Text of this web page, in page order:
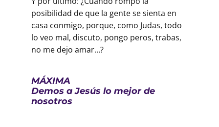
posibilidad de que la gente se sienta en
casa conmigo, porque, como Judas, todo
lo veo mal, discuto, pongo peros, trabas,
no me dejo amar…?
MÁXIMA
Demos a Jesús lo mejor de
nosotros